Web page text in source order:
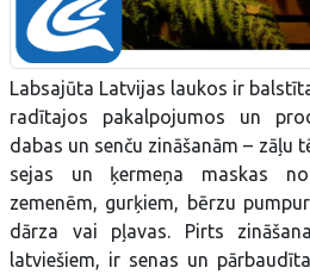
Labsajūta Latvijas laukos ir
radītajos pakalpojumos un
dabas un senču zināšanām – zāļu
sejas un ķermeņa maskas
zemenēm, gurķiem, bērzu
dārza vai pļavas. Pirts
latviešiem, ir senas un